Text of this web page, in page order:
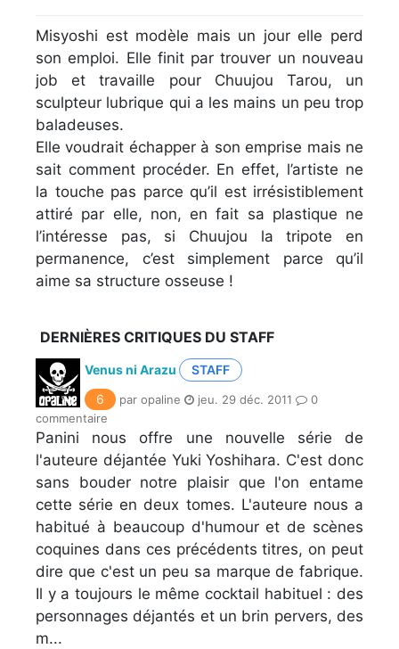
Misyoshi est modèle mais un jour elle perd
son emploi. Elle finit par trouver un nouveau
job et travaille pour Chuujou Tarou, un
sculpteur lubrique qui a les mains un peu trop
baladeuses.
Elle voudrait échapper à son emprise mais ne
sait comment procéder. En effet, l’artiste ne
la touche pas parce qu’il est irrésistiblement
attiré par elle, non, en fait sa plastique ne
l’intéresse pas, si Chuujou la tripote en
permanence, c’est simplement parce qu’il
aime sa structure osseuse !
DERNIÈRES CRITIQUES DU STAFF
Venus ni Arazu
STAFF
6
par opaline jeu. 29 déc. 2011
0
commentaire
Panini nous offre une nouvelle série de
l'auteure déjantée Yuki Yoshihara. C'est donc
sans bouder notre plaisir que l'on entame
cette série en deux tomes. L'auteure nous a
habitué à beaucoup d'humour et de scènes
coquines dans ces précédents titres, on peut
dire que c'est un peu sa marque de fabrique.
Il y a toujours le même cocktail habituel : des
personnages déjantés et un brin pervers, des
m...